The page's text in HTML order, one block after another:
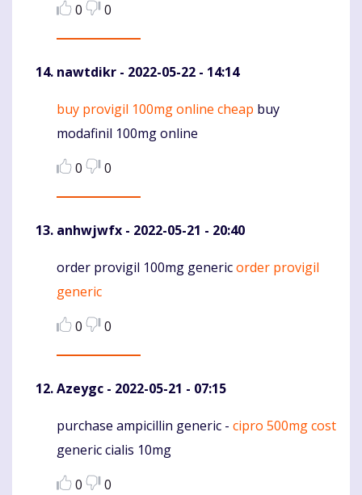
0
0
nawtdikr - 2022-05-22 - 14:14
Komentaras
buy provigil 100mg online cheap buy
modafinil 100mg online
0
0
anhwjwfx - 2022-05-21 - 20:40
Komentaras
order provigil 100mg genericorder provigil
generic
0
0
Azeygc - 2022-05-21 - 07:15
Komentaras
purchase ampicillin generic - cipro 500mg cost
generic cialis 10mg
0
0